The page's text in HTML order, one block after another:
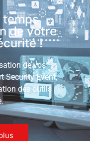
temps
de votre
!
de vos
Security Event,
des outils